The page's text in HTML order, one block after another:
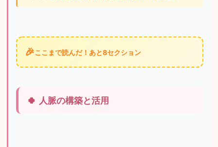
🎉ここまで読んだ！あと8セクション
人脈の構築と活用